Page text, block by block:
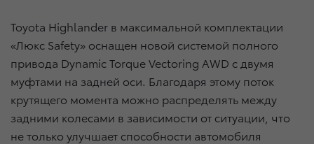
Toyota Highlander в максимальной комплектации
«Люкс Safety» оснащен новой системой полного
привода Dynamic Torque Vectoring AWD с двумя
муфтами на задней оси. Благодаря этому поток
крутящего момента можно распределять между
задними колесами в зависимости от ситуации, что
не только улучшает способности автомобиля